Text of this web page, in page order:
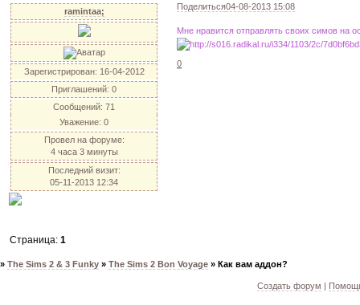
Поделиться04-08-2013 15:08
ramintaa;
Зарегистрирован: 16-04-2012
Приглашений: 0
Сообщений: 71
Уважение: 0
Провел на форуме:
4 часа 3 минуты
Последний визит:
05-11-2013 12:34
Мне нравится отправлять своих симов на
0
Страница:1
» The Sims 2 & 3 Funky » The Sims 2 Bon Voyage » Как вам аддон?
Создать форум |